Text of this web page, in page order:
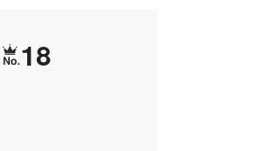
18